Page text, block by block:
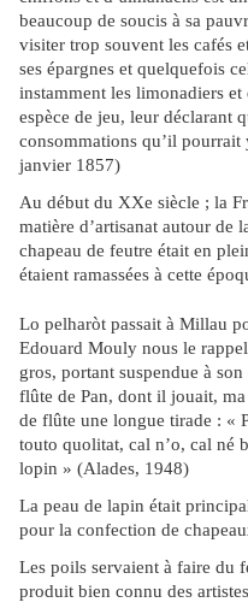
beaucoup de soucis à sa
visiter trop souvent les cafés
ses épargnes et quelquefois
instamment les limonadiers
espèce de jeu, leur déclarant
consommations qu’il
janvier 1857)
Au début du XXe siècle ; la
matière d’artisanat autour de
chapeau de feutre était en
étaient ramassées à cette
Lo pelharòt passait à Millau
Edouard Mouly nous le
gros, portant suspendue à
flûte de Pan, dont il jouait,
de flûte une longue tirade : «
touto quolitat, cal n’o, cal né
lopin » (Alades, 1948)
La peau de lapin était
pour la confection de
Les poils servaient à faire du
produit bien connu des